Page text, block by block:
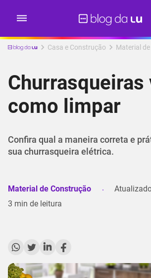
Casa e Construção Material
Churrasqueiras
como limpar
Confira qual a maneira correta e
sua churrasqueira elétrica.
Material de Construção
3 min de leitura